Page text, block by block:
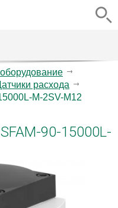
расхода
M-2SV-M12
90-15000L-